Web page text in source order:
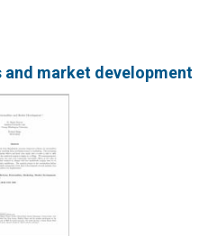
market development